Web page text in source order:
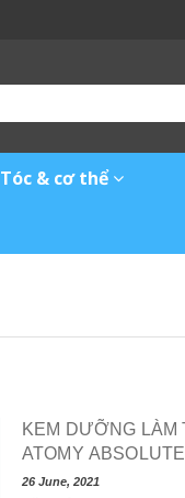
Tóc & cơ thể
KEM DƯỠNG LÀM
ATOMY
26 June, 2021